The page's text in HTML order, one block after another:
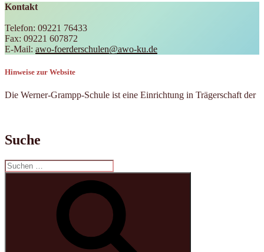
Kontakt
Telefon: 09221 76433
Fax: 09221 607872
E-Mail: awo-foerderschulen@awo-ku.de
Hinweise zur Website
Die Werner-Grampp-Schule ist eine Einrichtung in Trägerschaft der
Suche
Suchen
nach: